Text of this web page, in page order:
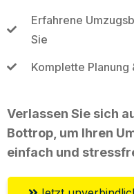
Erfahrene
Sie
Komplette
Verlassen Sie sich
Bottrop, um Ihren
einfach und